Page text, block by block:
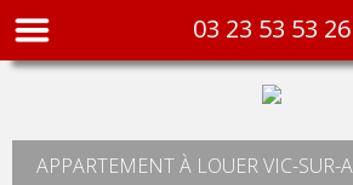
03 23 53 53 26
APPARTEMENT À LOUER VIC-SUR-